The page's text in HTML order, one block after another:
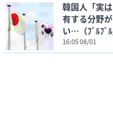
韓国人「実
有する分野
い…（ﾌﾞﾙﾌﾞ
16:05 08/01